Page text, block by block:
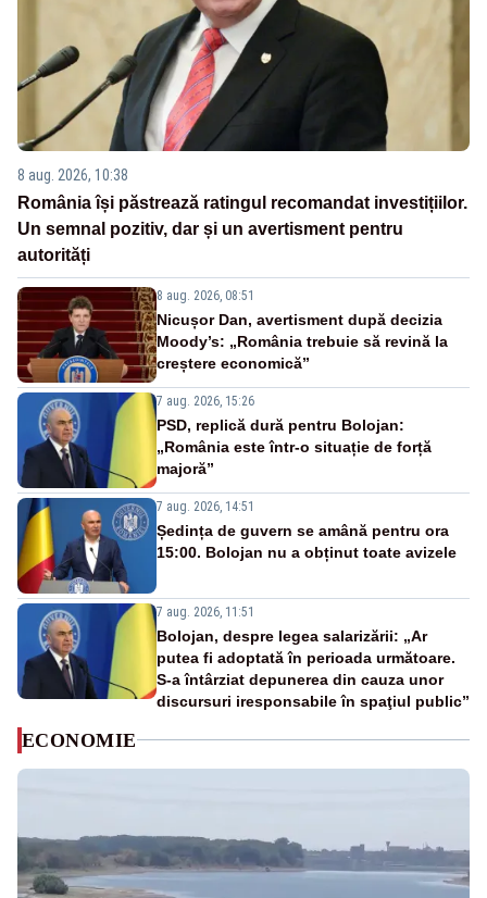
8 aug. 2026, 10:38
România își păstrează ratingul recomandat investițiilor.
Un semnal pozitiv, dar și un avertisment pentru
autorități
8 aug. 2026, 08:51
Nicușor Dan, avertisment după decizia
Moody’s: „România trebuie să revină la
creștere economică”
7 aug. 2026, 15:26
PSD, replică dură pentru Bolojan:
„România este într-o situație de forță
majoră”
7 aug. 2026, 14:51
Ședința de guvern se amână pentru ora
15:00. Bolojan nu a obținut toate avizele
7 aug. 2026, 11:51
Bolojan, despre legea salarizării: „Ar
putea fi adoptată în perioada următoare.
S-a întârziat depunerea din cauza unor
discursuri iresponsabile în spaţiul public”
ECONOMIE